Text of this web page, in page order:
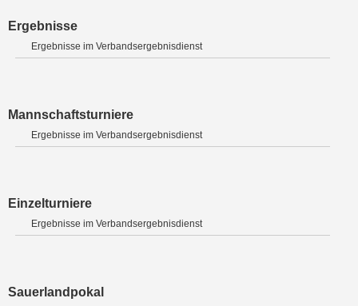
Ergebnisse
Ergebnisse im Verbandsergebnisdienst
Mannschaftsturniere
Ergebnisse im Verbandsergebnisdienst
Einzelturniere
Ergebnisse im Verbandsergebnisdienst
Sauerlandpokal